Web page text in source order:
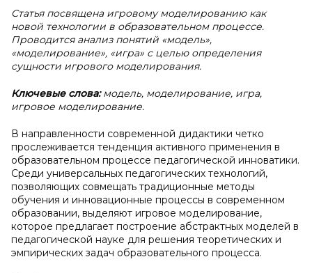
Статья посвящена игровому моделированию как
новой технологии в образовательном процессе.
Проводится анализ понятий «модель»,
«моделирование», «игра» с целью определения
сущности игрового моделирования.
Ключевые слова:модель, моделирование, игра,
игровое моделирование.
В направленности современной дидактики четко
прослеживается тенденция активного применения в
образовательном процессе педагогической инноватики.
Среди универсальных педагогических технологий,
позволяющих совмещать традиционные методы
обучения и инновационные процессы в современном
образовании, выделяют игровое моделирование,
которое предлагает построение абстрактных моделей в
педагогической науке для решения теоретических и
эмпирических задач образовательного процесса.